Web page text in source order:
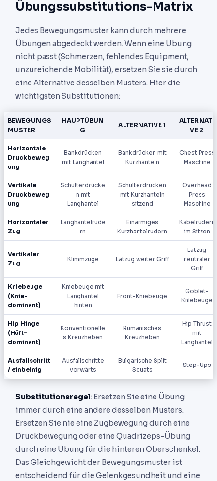
Übungssubstitutions-Matrix
Jedes Bewegungsmuster kann durch mehrere
Übungen abgedeckt werden. Wenn eine Übung
nicht passt (Schmerzen, fehlendes Equipment,
unzureichende Mobilität), ersetzen Sie sie durch
eine Alternative desselben Musters. Hier die
wichtigsten Substitutionen:
BEWEGUNGS
MUSTER
HAUPTÜBUN
G
ALTERNATIVE 1
ALTERNATI
VE 2
Horizontale
Druckbeweg
ung
Bankdrücken
mit Langhantel
Bankdrücken mit
Kurzhanteln
Chest Press
Maschine
Vertikale
Druckbeweg
ung
Schulterdrücke
n mit
Langhantel
Schulterdrücken
mit Kurzhanteln
sitzend
Overhead
Press
Maschine
Horizontaler
Zug
Langhantelrude
rn
Einarmiges
Kurzhantelrudern
Kabelrudern
im Sitzen
Vertikaler
Zug
Klimmzüge Latzug weiter Griff
Latzug
neutraler
Griff
Kniebeuge
(Knie-
dominant)
Kniebeuge mit
Langhantel
hinten
Front-Kniebeuge
Goblet-
Kniebeuge
Hip Hinge
(Hüft-
dominant)
Konventionelle
s Kreuzheben
Rumänisches
Kreuzheben
Hip Thrust
mit
Langhantel
Ausfallschritt
/ einbeinig
Ausfallschritte
vorwärts
Bulgarische Split
Squats
Step-Ups
Substitutionsregel: Ersetzen Sie eine Übung
immer durch eine andere desselben Musters.
Ersetzen Sie nie eine Zugbewegung durch eine
Druckbewegung oder eine Quadrizeps-Übung
durch eine Übung für die hinteren Oberschenkel.
Das Gleichgewicht der Bewegungsmuster ist
entscheidend für die Gelenkgesundheit und eine